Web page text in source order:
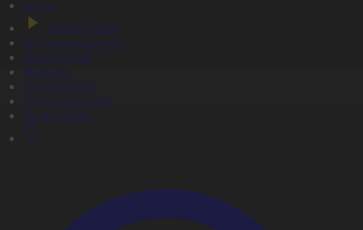
Басты
Тікелей эфир
Бағдарлама кестесі
Жаңалықтар
Жобалар
Телехикаялар
Мультсериалдар
Видеоархив